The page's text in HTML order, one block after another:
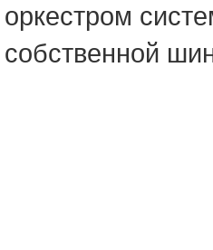
оркестром
собственной